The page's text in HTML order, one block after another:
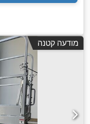
מודעה קטנה